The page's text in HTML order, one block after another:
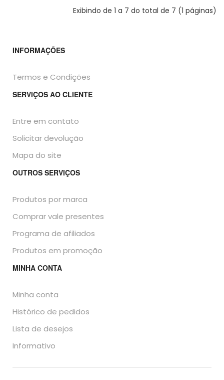
Exibindo de 1 a 7 do total de 7 (1 páginas)
INFORMAÇÕES
Termos e Condições
SERVIÇOS AO CLIENTE
Entre em contato
Solicitar devolução
Mapa do site
OUTROS SERVIÇOS
Produtos por marca
Comprar vale presentes
Programa de afiliados
Produtos em promoção
MINHA CONTA
Minha conta
Histórico de pedidos
Lista de desejos
Informativo